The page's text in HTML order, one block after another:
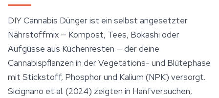
DIY Cannabis Dünger ist ein selbst angesetzter
Nährstoffmix — Kompost, Tees, Bokashi oder
Aufgüsse aus Küchenresten — der deine
Cannabispflanzen in der Vegetations- und Blütephase
mit Stickstoff, Phosphor und Kalium (NPK) versorgt.
Sicignano et al. (2024) zeigten in Hanfversuchen,